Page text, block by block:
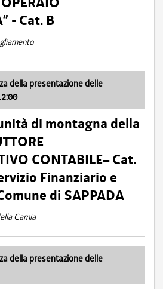
- Cat. B
della presentazione delle
di montagna della
CONTABILE– Cat.
Finanziario e
di SAPPADA
Carnia
della presentazione delle